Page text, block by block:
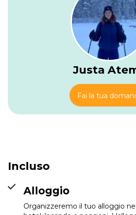
Braubach, con il Castello di
Justa
Fai la tua
Incluso
Alloggio
Organizzeremo il tuo alloggio